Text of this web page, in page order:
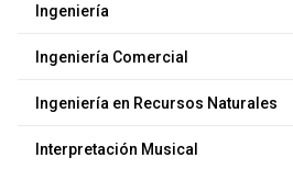
Ingeniería
Ingeniería Comercial
Ingeniería en Recursos Naturales
Interpretación Musical